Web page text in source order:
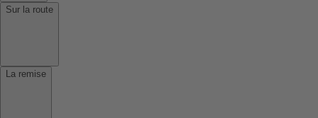
Sur la route
La remise